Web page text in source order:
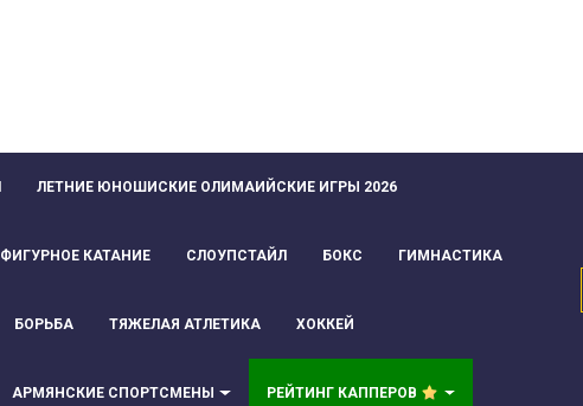
ЛЕТНИЕ ЮНОШИСКИЕ ОЛИМАИЙСКИЕ ИГРЫ 2026
ФИГУРНОЕ КАТАНИЕ СЛОУПСТАЙЛ БОКС ГИМНАСТИКА
БОРЬБА ТЯЖЕЛАЯ АТЛЕТИКА ХОККЕЙ
АРМЯНСКИЕ СПОРТСМЕНЫ РЕЙТИНГ КАППЕРОВ